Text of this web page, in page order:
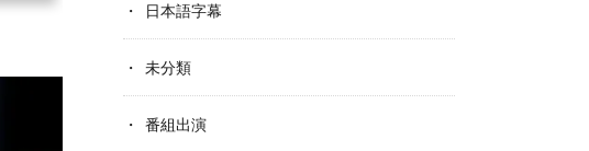
日本語字幕
未分類
番組出演